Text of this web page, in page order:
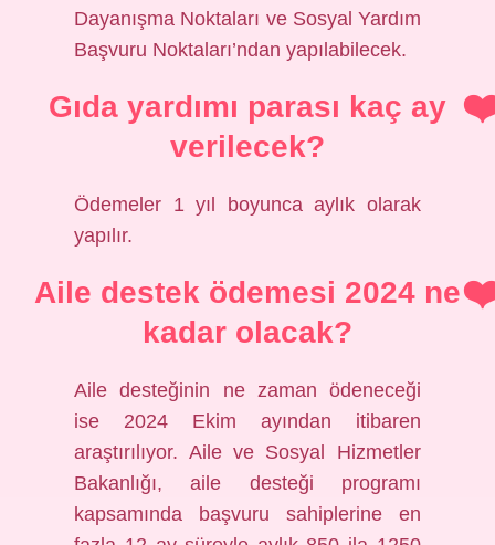
Dayanışma Noktaları ve Sosyal Yardım
Başvuru Noktaları’ndan yapılabilecek.
Gıda yardımı parası kaç ay
verilecek?
Ödemeler 1 yıl boyunca aylık olarak
yapılır.
Aile destek ödemesi 2024 ne
kadar olacak?
Aile desteğinin ne zaman ödeneceği
ise 2024 Ekim ayından itibaren
araştırılıyor. Aile ve Sosyal Hizmetler
Bakanlığı, aile desteği programı
kapsamında başvuru sahiplerine en